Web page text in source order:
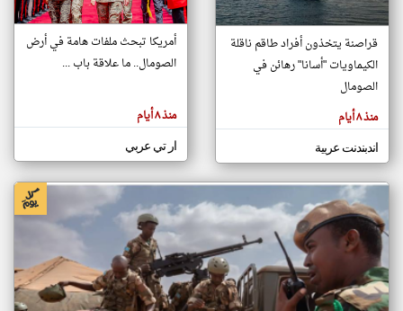
تغيير الدولة
اخبار الصومال على مدار الساعة
أهم اخبار الصومال العاجلة والمباشرة
المقالات
هنا عن
وجهة
كاتبيها.
قراصنة يتخذون أفراد طاقم ناقلة
الكيماويات "أسانا" رهائن في
الصومال
منذ ٨ أيام
اندبندنت عربية
أمريكا تبحث ملفات هامة في أرض
الصومال.. ما علاقة باب ...
منذ ٨ أيام
ار تي عربي
klyoum.com